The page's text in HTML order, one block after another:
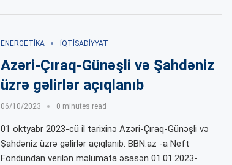
ENERGETIKA İQTISADIYYAT
Azəri-Çıraq-Günəşli və Şahdəniz
üzrə gəlirlər açıqlanıb
06/10/2023 0 minutes read
01 oktyabr 2023-cü il tarixinə Azəri-Çıraq-Günəşli və
Şahdəniz üzrə gəlirlər açıqlanıb. BBN.az -a Neft
Fondundan verilən məlumata əsasən 01.01.2023-